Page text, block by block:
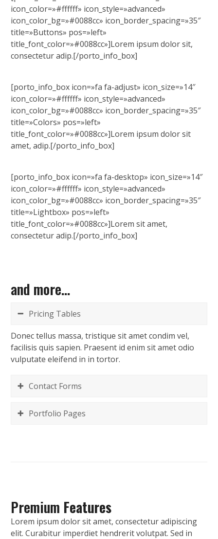
icon_color=»#ffffff» icon_style=»advanced»
icon_color_bg=»#0088cc» icon_border_spacing=»35″
title=»Buttons» pos=»left»
title_font_color=»#0088cc»]Lorem ipsum dolor sit,
consectetur adip.[/porto_info_box]
[porto_info_box icon=»fa fa-adjust» icon_size=»14″
icon_color=»#ffffff» icon_style=»advanced»
icon_color_bg=»#0088cc» icon_border_spacing=»35″
title=»Colors» pos=»left»
title_font_color=»#0088cc»]Lorem ipsum dolor sit
amet, adip.[/porto_info_box]
[porto_info_box icon=»fa fa-desktop» icon_size=»14″
icon_color=»#ffffff» icon_style=»advanced»
icon_color_bg=»#0088cc» icon_border_spacing=»35″
title=»Lightbox» pos=»left»
title_font_color=»#0088cc»]Lorem sit amet,
consectetur adip.[/porto_info_box]
and more...
Pricing Tables
Donec tellus massa, tristique sit amet condim vel,
facilisis quis sapien. Praesent id enim sit amet odio
vulputate eleifend in in tortor.
Contact Forms
Portfolio Pages
Premium Features
Lorem ipsum dolor sit amet, consectetur adipiscing
elit. Curabitur imperdiet hendrerit volutpat. Sed in